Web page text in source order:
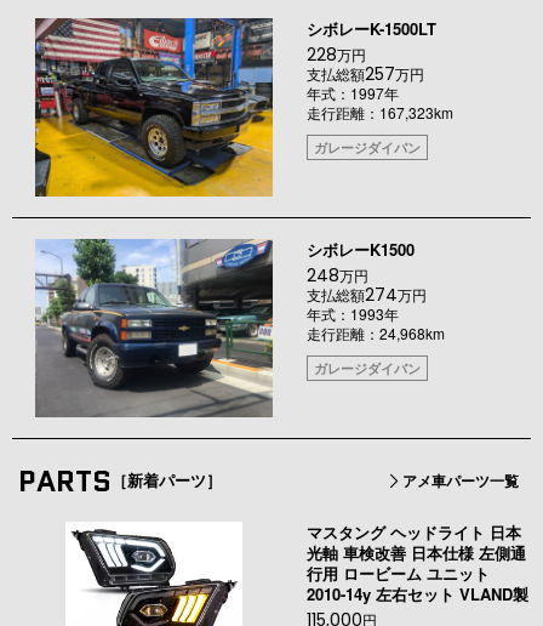
シボレーK-1500LT
228万円
支払総額257万円
年式：1997年
走行距離：167,323km
ガレージダイバン
シボレーK1500
248万円
支払総額274万円
年式：1993年
走行距離：24,968km
ガレージダイバン
PARTS ［新着パーツ］ アメ車パーツ一覧
マスタング ヘッドライト 日本
光軸 車検改善 日本仕様 左側通
行用 ロービーム ユニット
2010-14y 左右セット VLAND製
115,000円